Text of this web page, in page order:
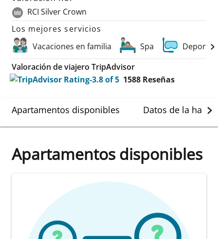
RCI Silver Crown
Los mejores servicios
Vacaciones en familia
Spa
Valoración de viajero TripAdvisor
1588 Reseñas
Apartamentos disponibles Datos de la
Apartamentos disponibles